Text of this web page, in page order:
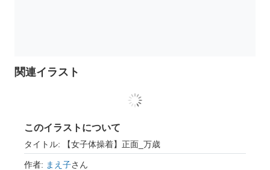
関連イラスト
このイラストについて
タイトル: 【女子体操着】正面_万歳
作者: まえ子さん